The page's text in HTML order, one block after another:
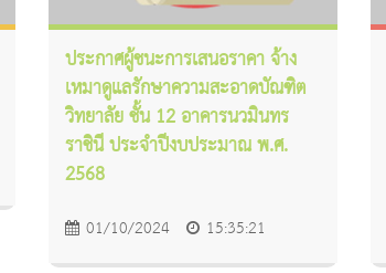
ประกาศผู้ชนะการเสนอราคา จ้าง
เหมาดูแลรักษาความสะอาดบัณฑิต
วิทยาลัย ชั้น 12 อาคารนวมินทร
ราชินี ประจำปีงบประมาณ พ.ศ.
2568
01/10/2024 15:35:21